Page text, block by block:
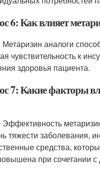
6: Как влияет
Метаризин аналоги
чувствительность к
здоровья пациента.
7: Какие факторы
Эффективность
тяжести заболевания,
средства,
при сочетании